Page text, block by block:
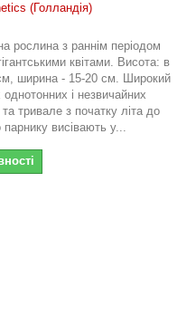
(Голландія)
рослина з раннім періодом
квітами. Висота: в
ширина - 15-20 см. Широкий
і незвичайних
тривале з початку літа до
парнику висівають у...